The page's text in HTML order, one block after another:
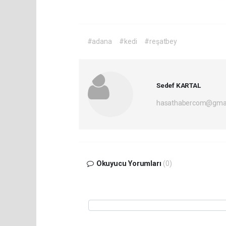
#adana #kedi #reşatbey
Sedef KARTAL
Okuyucu Yorumları (0)